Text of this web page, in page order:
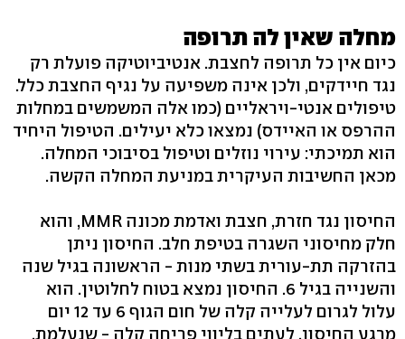
מחלה שאין לה תרופה
כיום אין כל תרופה לחצבת. אנטיביוטיקה פועלת רק
נגד חיידקים, ולכן אינה משפיעה על נגיף החצבת כלל.
טיפולים אנטי-ויראליים (כמו אלה המשמשים במחלות
ההרפס או האיידס) נמצאו כלא יעילים. הטיפול היחיד
הוא תמיכתי: עירוי נוזלים וטיפול בסיבוכי המחלה.
מכאן החשיבות העיקרית במניעת המחלה הקשה.
החיסון נגד חזרת, חצבת ואדמת מכונה MMR, והוא
חלק מחיסוני השגרה בטיפת חלב. החיסון ניתן
בהזרקה תת-עורית בשתי מנות - הראשונה בגיל שנה
והשנייה בגיל 6. החיסון נמצא בטוח לחלוטין. הוא
עלול לגרום לעלייה קלה של חום הגוף 6 עד 12 יום
מרגע החיסון, לעתים בליווי פריחה קלה - שנעלמת.